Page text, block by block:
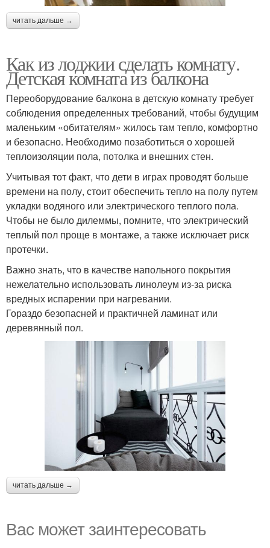
читать дальше →
Как из лоджии сделать комнату.
Детская комната из балкона
Переоборудование балкона в детскую комнату требует
соблюдения определенных требований, чтобы будущим
маленьким «обитателям» жилось там тепло, комфортно
и безопасно. Необходимо позаботиться о хорошей
теплоизоляции пола, потолка и внешних стен.
Учитывая тот факт, что дети в играх проводят больше
времени на полу, стоит обеспечить тепло на полу путем
укладки водяного или электрического теплого пола.
Чтобы не было дилеммы, помните, что электрический
теплый пол проще в монтаже, а также исключает риск
протечки.
Важно знать, что в качестве напольного покрытия
нежелательно использовать линолеум из-за риска
вредных испарении при нагревании.
Гораздо безопасней и практичней ламинат или
деревянный пол.
читать дальше →
Вас может заинтересовать